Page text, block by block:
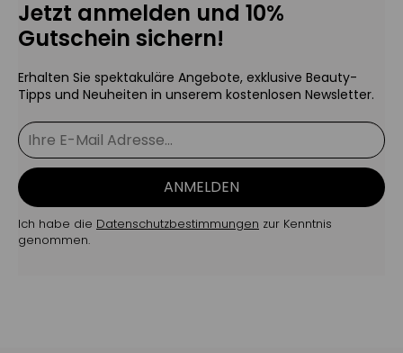
Jetzt anmelden und 10%
Gutschein sichern!
Erhalten Sie spektakuläre Angebote, exklusive Beauty-
Tipps und Neuheiten in unserem kostenlosen Newsletter.
ANMELDEN
Ich habe die Datenschutzbestimmungen zur Kenntnis
genommen.